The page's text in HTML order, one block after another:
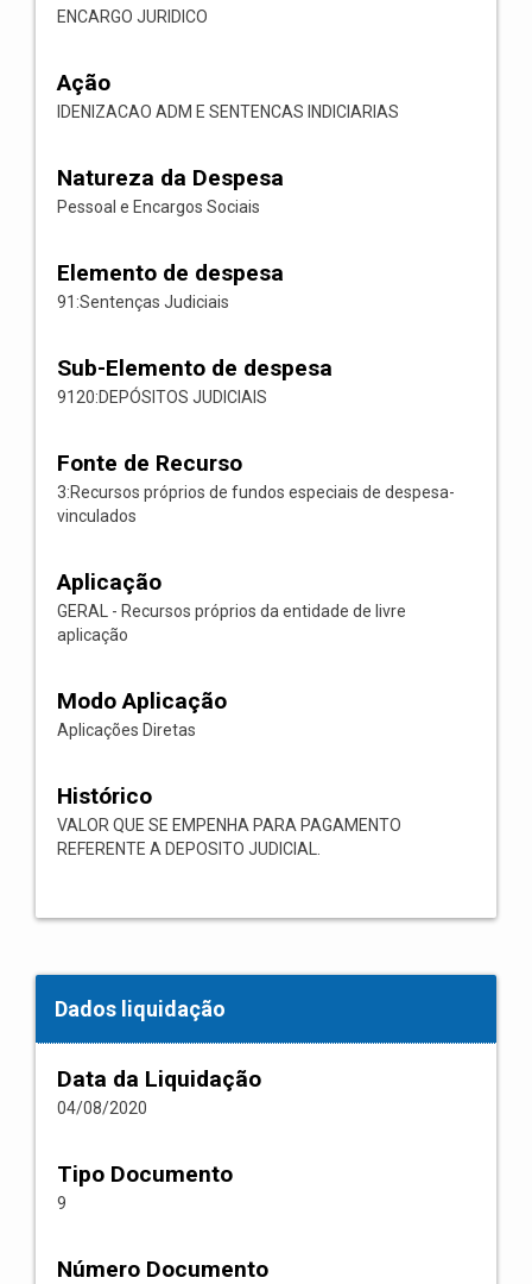
ENCARGO JURIDICO
Ação
IDENIZACAO ADM E SENTENCAS INDICIARIAS
Natureza da Despesa
Pessoal e Encargos Sociais
Elemento de despesa
91:Sentenças Judiciais
Sub-Elemento de despesa
9120:DEPÓSITOS JUDICIAIS
Fonte de Recurso
3:Recursos próprios de fundos especiais de despesa-
vinculados
Aplicação
GERAL - Recursos próprios da entidade de livre
aplicação
Modo Aplicação
Aplicações Diretas
Histórico
VALOR QUE SE EMPENHA PARA PAGAMENTO
REFERENTE A DEPOSITO JUDICIAL.
Dados liquidação
Data da Liquidação
04/08/2020
Tipo Documento
9
Número Documento